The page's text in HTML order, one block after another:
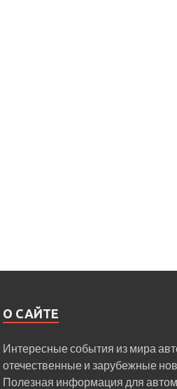
О САЙТЕ
Интересные события из мира
отечественные и зарубежные
Полезная информация для